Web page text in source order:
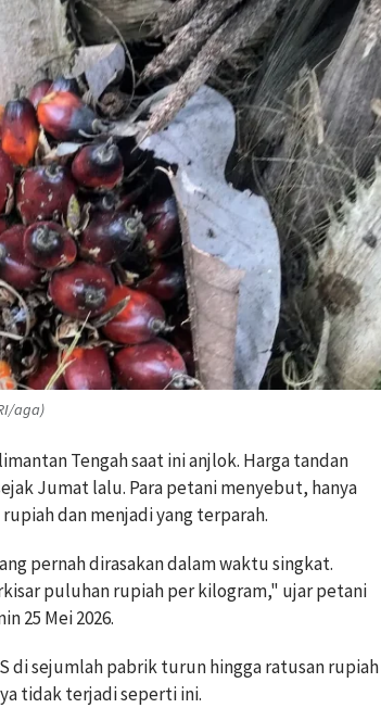
aga)
Tengah saat ini anjlok. Harga tandan
Jumat lalu. Para petani menyebut, hanya
dan menjadi yang terparah.
pernah dirasakan dalam waktu singkat.
puluhan rupiah per kilogram," ujar petani
25 Mei 2026.
di sejumlah pabrik turun hingga ratusan rupiah
tidak terjadi seperti ini.